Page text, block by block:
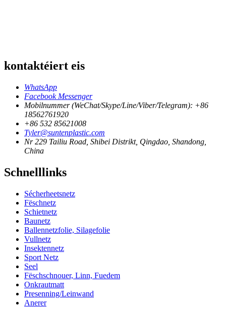
kontaktéiert eis
WhatsApp
Facebook Messenger
Mobilnummer (WeChat/Skype/Line/Viber/Telegram): +86
18562761920
+86 532 85621008
Tyler@suntenplastic.com
Nr 229 Tailiu Road, Shibei Distrikt, Qingdao, Shandong,
China
Schnelllinks
Sécherheetsnetz
Fëschnetz
Schietnetz
Baunetz
Ballennetzfolie, Silagefolie
Vullnetz
Insektennetz
Sport Netz
Seel
Fëschschnouer, Linn, Fuedem
Onkrautmatt
Presenning/Leinwand
Anerer